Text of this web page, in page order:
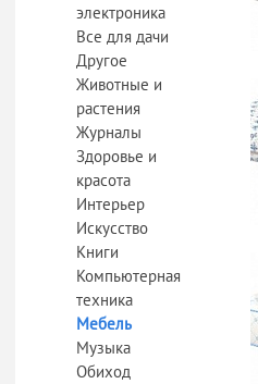
электроника
Все для дачи
Другое
Животные и
растения
Журналы
Здоровье и
красота
Интерьер
Искусство
Книги
Компьютерная
техника
Мебель
Музыка
Обиход